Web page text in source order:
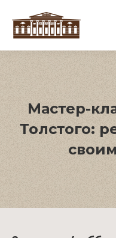
Мастер-
Толстого: